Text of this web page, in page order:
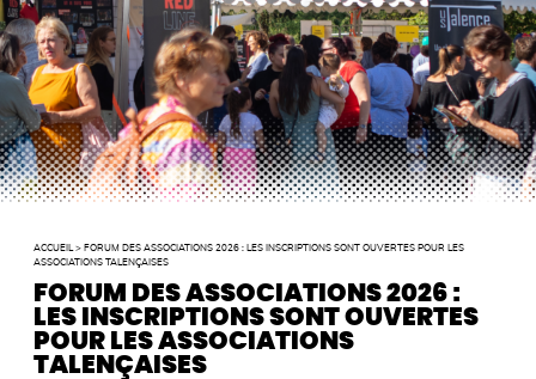
ACCUEIL > FORUM DES ASSOCIATIONS 2026 : LES INSCRIPTIONS SONT OUVERTES POUR LES
ASSOCIATIONS TALENÇAISES
FORUM DES ASSOCIATIONS 2026 :
LES INSCRIPTIONS SONT OUVERTES
POUR LES ASSOCIATIONS
TALENÇAISES